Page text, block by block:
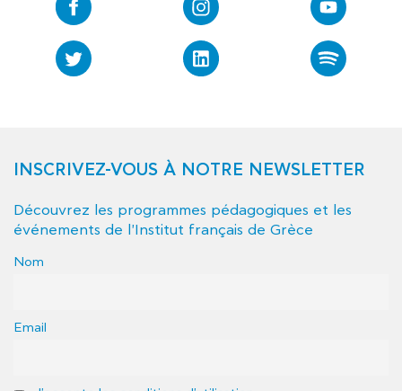
INSCRIVEZ-VOUS À NOTRE NEWSLETTER
Découvrez les programmes pédagogiques et les
événements de l'Institut français de Grèce
Nom
Email